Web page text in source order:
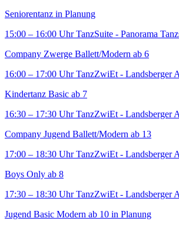
Seniorentanz in Planung
15:00 – 16:00 Uhr TanzSuite - Panorama
Company Zwerge Ballett/Modern ab 6
16:00 – 17:00 Uhr TanzZwiEt - Landsberger
Kindertanz Basic ab 7
16:30 – 17:30 Uhr TanzZwiEt - Landsberger
Company Jugend Ballett/Modern ab 13
17:00 – 18:30 Uhr TanzZwiEt - Landsberger
Boys Only ab 8
17:30 – 18:30 Uhr TanzZwiEt - Landsberger
Jugend Basic Modern ab 10 in Planung